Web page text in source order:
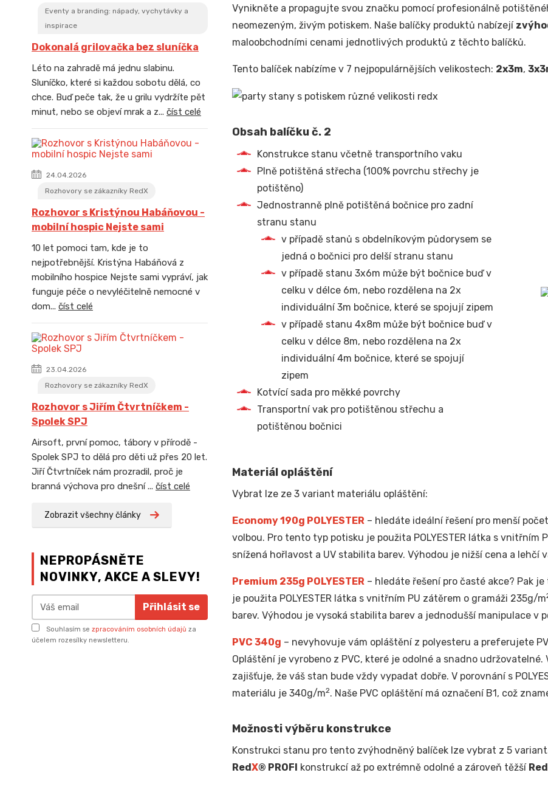
Eventy a branding: nápady, vychytávky a
inspirace
Dokonalá grilovačka bez sluníčka
Léto na zahradě má jednu slabinu.
Sluníčko, které si každou sobotu dělá, co
chce. Buď peče tak, že u grilu vydržíte pět
minut, nebo se objeví mrak a z... číst celé
24.04.2026
Rozhovory se zákazníky RedX
Rozhovor s Kristýnou Habáňovou -
mobilní hospic Nejste sami
10 let pomoci tam, kde je to
nejpotřebnější. Kristýna Habáňová z
mobilního hospice Nejste sami vypráví, jak
funguje péče o nevyléčitelně nemocné v
dom... číst celé
23.04.2026
Rozhovory se zákazníky RedX
Rozhovor s Jiřím Čtvrtníčkem -
Spolek SPJ
Airsoft, první pomoc, tábory v přírodě -
Spolek SPJ to dělá pro děti už přes 20 let.
Jiří Čtvrtníček nám prozradil, proč je
branná výchova pro dnešní ... číst celé
Zobrazit všechny články
NEPROPÁSNĚTE
NOVINKY, AKCE A SLEVY!
Přihlásit se
Souhlasím se zpracováním osobních údajů za
účelem rozesílky newsletteru.
Vynikněte a propagujte svou značku pomocí profesionálně
neomezeným, živým potiskem. Naše balíčky produktů nabízejí
maloobchodními cenami jednotlivých produktů z těchto balíčků.
Tento balíček nabízíme v 7 nejpopulárnějších velikostech: 2x3m,
Obsah balíčku č. 2
Konstrukce stanu včetně transportního vaku
Plně potištěná střecha (100% povrchu střechy je
potištěno)
Jednostranně plně potištěná bočnice pro zadní
stranu stanu
v případě stanů s obdelníkovým půdorysem se
jedná o bočnici pro delší stranu stanu
v případě stanu 3x6m může být bočnice buď v
celku v délce 6m, nebo rozdělena na 2x
individuální 3m bočnice, které se spojují zipem
v případě stanu 4x8m může být bočnice buď v
celku v délce 8m, nebo rozdělena na 2x
individuální 4m bočnice, které se spojují
zipem
Kotvící sada pro měkké povrchy
Transportní vak pro potištěnou střechu a
potištěnou bočnici
Materiál opláštění
Vybrat lze ze 3 variant materiálu opláštění:
Economy 190g POLYESTER– hledáte ideální řešení pro menší
volbou. Pro tento typ potisku je použita POLYESTER látka s vnitřním
snížená hořlavost a UV stabilita barev. Výhodou je nižší cena a lehčí
Premium 235g POLYESTER– hledáte řešení pro časté akce? Pak
je použita POLYESTER látka s vnitřním PU zátěrem o gramáži 235g/m
barev. Výhodou je vysoká stabilita barev a jednodušší manipulace v
PVC 340g – nevyhovuje vám opláštění z polyesteru a preferujete
Opláštění je vyrobeno z PVC, které je odolné a snadno
zajišťuje, že váš stan bude vždy vypadat dobře. V porovnání s
materiálu je 340g/m2. Naše PVC opláštění má označení B1, což
Možnosti výběru konstrukce
Konstrukci stanu pro tento zvýhodněný balíček lze vybrat z 5
RedX® PROFI konstrukcí až po extrémně odolné a zároveň těžší Red